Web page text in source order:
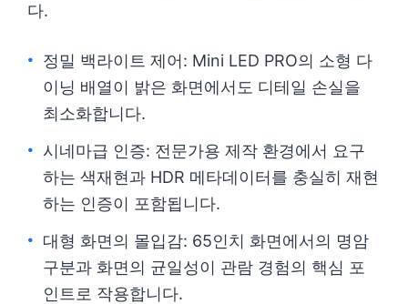
다.
정밀 백라이트 제어: Mini LED PRO의 소형 다
이닝 배열이 밝은 화면에서도 디테일 손실을
최소화합니다.
시네마급 인증: 전문가용 제작 환경에서 요구
하는 색재현과 HDR 메타데이터를 충실히 재현
하는 인증이 포함됩니다.
대형 화면의 몰입감: 65인치 화면에서의 명암
구분과 화면의 균일성이 관람 경험의 핵심 포
인트로 작용합니다.